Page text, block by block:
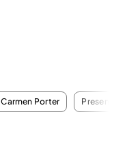
Carmen Porter